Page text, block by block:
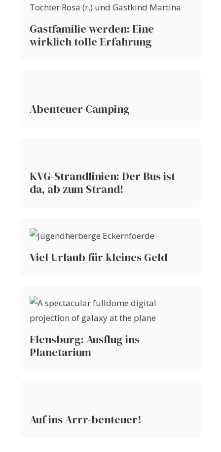
Gastfamilie werden: Eine
wirklich tolle Erfahrung
Abenteuer Camping
KVG-Strandlinien: Der Bus ist
da, ab zum Strand!
Viel Urlaub für kleines Geld
Flensburg: Ausflug ins
Planetarium
Auf ins Arrr-benteuer!